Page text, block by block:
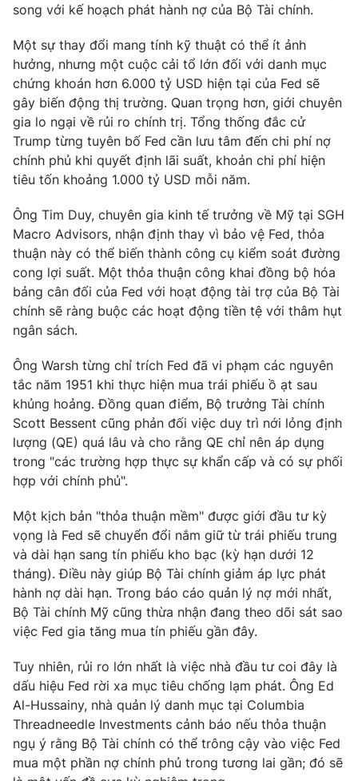
VTV9 VTV8
Liên hệ tòa soạn English
THỜI BÁO VTV
Theo dõi báo trên
Cơ quan chủ quản: Đài Truyền hình Việt Nam
Cơ quan báo chí:Thời báo VTV
Giấy phép hoạt động báo in và báo điện tử số 483/GP-BTTTT
cấp ngày 29/12/2023
Phó Tổng Biên tập:Nguyễn Thị Mỹ Hạnh, Phạm Quốc Thắng,
Nguyễn Trọng Ninh
Tổng đài VTV:024.38 355 931 - 024.38 355 932
Ðiện thoại Thời báo VTV:024.66 897 897
Email: toasoan@vtv.vn
Liên hệ quảng cáo:024-7300.7108
® Cấm sao chép dưới mọi hình thức nếu không có sự chấp
thuận bằng văn bản. Ghi rõ nguồn VTV.vn khi phát hành lại
thông tin từ website này.
song với kế hoạch phát hành nợ của Bộ Tài chính.
Một sự thay đổi mang tính kỹ thuật có thể ít ảnh
hưởng, nhưng một cuộc cải tổ lớn đối với danh mục
chứng khoán hơn 6.000 tỷ USD hiện tại của Fed sẽ
gây biến động thị trường. Quan trọng hơn, giới chuyên
gia lo ngại về rủi ro chính trị. Tổng thống đắc cử
Trump từng tuyên bố Fed cần lưu tâm đến chi phí nợ
chính phủ khi quyết định lãi suất, khoản chi phí hiện
tiêu tốn khoảng 1.000 tỷ USD mỗi năm.
Ông Tim Duy, chuyên gia kinh tế trưởng về Mỹ tại SGH
Macro Advisors, nhận định thay vì bảo vệ Fed, thỏa
thuận này có thể biến thành công cụ kiểm soát đường
cong lợi suất. Một thỏa thuận công khai đồng bộ hóa
bảng cân đối của Fed với hoạt động tài trợ của Bộ Tài
chính sẽ ràng buộc các hoạt động tiền tệ với thâm hụt
ngân sách.
Ông Warsh từng chỉ trích Fed đã vi phạm các nguyên
tắc năm 1951 khi thực hiện mua trái phiếu ồ ạt sau
khủng hoảng. Đồng quan điểm, Bộ trưởng Tài chính
Scott Bessent cũng phản đối việc duy trì nới lỏng định
lượng (QE) quá lâu và cho rằng QE chỉ nên áp dụng
trong "các trường hợp thực sự khẩn cấp và có sự phối
hợp với chính phủ".
Một kịch bản "thỏa thuận mềm" được giới đầu tư kỳ
vọng là Fed sẽ chuyển đổi nắm giữ từ trái phiếu trung
và dài hạn sang tín phiếu kho bạc (kỳ hạn dưới 12
tháng). Điều này giúp Bộ Tài chính giảm áp lực phát
hành nợ dài hạn. Trong báo cáo quản lý nợ mới nhất,
Bộ Tài chính Mỹ cũng thừa nhận đang theo dõi sát sao
việc Fed gia tăng mua tín phiếu gần đây.
Tuy nhiên, rủi ro lớn nhất là việc nhà đầu tư coi đây là
dấu hiệu Fed rời xa mục tiêu chống lạm phát. Ông Ed
Al-Hussainy, nhà quản lý danh mục tại Columbia
Threadneedle Investments cảnh báo nếu thỏa thuận
ngụ ý rằng Bộ Tài chính có thể trông cậy vào việc Fed
mua một phần nợ chính phủ trong tương lai gần; đó sẽ